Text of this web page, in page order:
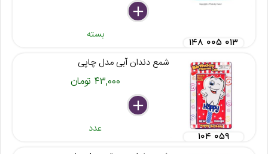
delete
remove
add
بسته
۱۴۸ ۰۰۵ ۰۱۳
شمع دندان آبی مدل چاپی
۴۳,۰۰۰ تومان
delete
remove
add
عدد
۱۰۴ ۰۵۹